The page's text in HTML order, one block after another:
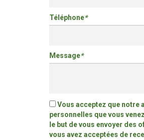
Téléphone*
Message*
Vous acceptez que notre
personnelles que vous
le but de vous envoyer des
vous avez acceptées de